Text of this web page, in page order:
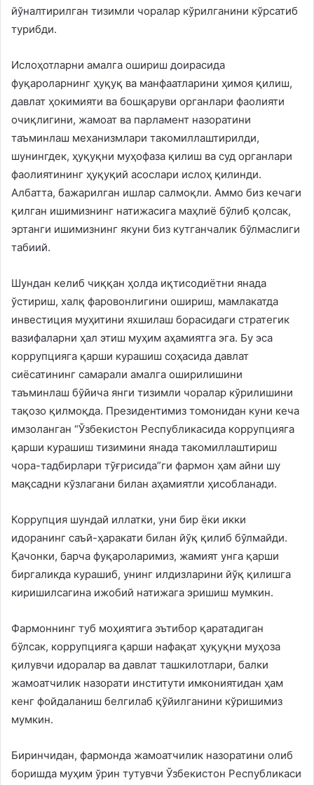
йўналтирилган тизимли чоралар кўрилганини кўрсатиб
турибди.
Ислоҳотларни амалга ошириш доирасида
фуқароларнинг ҳуқуқ ва манфаатларини ҳимоя қилиш,
давлат ҳокимияти ва бошқаруви органлари фаолияти
очиқлигини, жамоат ва парламент назоратини
таъминлаш механизмлари такомиллаштирилди,
шунингдек, ҳуқуқни муҳофаза қилиш ва суд органлари
фаолиятининг ҳуқуқий асослари ислоҳ қилинди.
Албатта, бажарилган ишлар салмоқли. Аммо биз кечаги
қилган ишимизнинг натижасига маҳлиё бўлиб қолсак,
эртанги ишимизнинг якуни биз кутганчалик бўлмаслиги
табиий.
Шундан келиб чиққан ҳолда иқтисодиётни янада
ўстириш, халқ фаровонлигини ошириш, мамлакатда
инвестиция муҳитини яхшилаш борасидаги стратегик
вазифаларни ҳал этиш муҳим аҳамиятга эга. Бу эса
коррупцияга қарши курашиш соҳасида давлат
сиёсатининг самарали амалга оширилишини
таъминлаш бўйича янги тизимли чоралар кўрилишини
тақозо қилмоқда. Президентимиз томонидан куни кеча
имзоланган “Ўзбекистон Республикасида коррупцияга
қарши курашиш тизимини янада такомиллаштириш
чора-тадбирлари тўғрисида”ги фармон ҳам айни шу
мақсадни кўзлагани билан аҳамиятли ҳисобланади.
Коррупция шундай иллатки, уни бир ёки икки
идоранинг саъй-ҳаракати билан йўқ қилиб бўлмайди.
Қачонки, барча фуқароларимиз, жамият унга қарши
биргаликда курашиб, унинг илдизларини йўқ қилишга
киришилсагина ижобий натижага эришиш мумкин.
Фармоннинг туб моҳиятига эътибор қаратадиган
бўлсак, коррупцияга қарши нафақат ҳуқуқни муҳоза
қилувчи идоралар ва давлат ташкилотлари, балки
жамоатчилик назорати институти имкониятидан ҳам
кенг фойдаланиш белгилаб қўйилганини кўришимиз
мумкин.
Биринчидан, фармонда жамоатчилик назоратини олиб
боришда муҳим ўрин тутувчи Ўзбекистон Республикаси